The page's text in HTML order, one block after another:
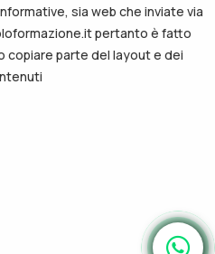
sia web che inviate via
pertanto è fatto
copiare parte del layout e dei